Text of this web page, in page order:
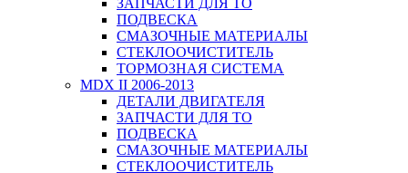
ЗАПЧАСТИ ДЛЯ ТО
ПОДВЕСКА
СМАЗОЧНЫЕ МАТЕРИАЛЫ
СТЕКЛООЧИСТИТЕЛЬ
ТОРМОЗНАЯ СИСТЕМА
MDX II 2006-2013
ДЕТАЛИ ДВИГАТЕЛЯ
ЗАПЧАСТИ ДЛЯ ТО
ПОДВЕСКА
СМАЗОЧНЫЕ МАТЕРИАЛЫ
СТЕКЛООЧИСТИТЕЛЬ